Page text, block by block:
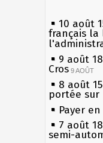
10 août
français la
9 août
Cros 9 AOÛT
8 août
portée sur
Payer
7 août
semi-